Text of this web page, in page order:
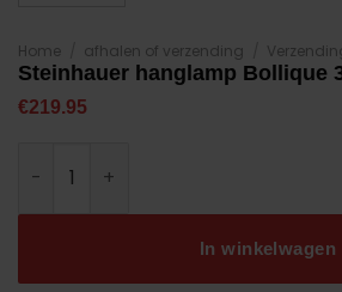
Home afhalen of verzending
Steinhauer hanglamp Bollique
€219.95
In winkelwagen